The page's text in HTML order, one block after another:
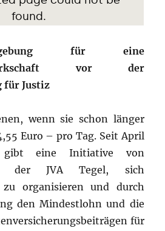
für eine
vor der
für Justiz
wenn sie schon länger
Euro – pro Tag. Seit April
eine Initiative von
der JVA Tegel, sich
zu organisieren und durch
den Mindestlohn und die
für